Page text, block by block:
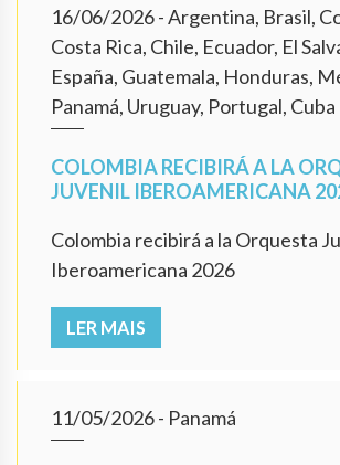
16/06/2026- Argentina, Brasil,
Costa Rica, Chile, Ecuador, El
España, Guatemala, Honduras,
Panamá, Uruguay, Portugal, Cuba
COLOMBIA RECIBIRÁ A LA
JUVENIL IBEROAMERICANA
Colombia recibirá a la Orquesta
Iberoamericana 2026
LER MAIS
11/05/2026- Panamá